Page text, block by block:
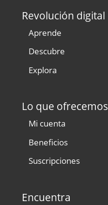
Revolución digital
Aprende
Descubre
Explora
Lo que ofrecemos
Mi cuenta
Beneficios
Suscripciones
Encuentra